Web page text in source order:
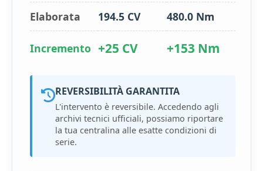
Elaborata 194.5 CV 480.0 Nm
Incremento +25 CV +153 Nm
REVERSIBILITÀ GARANTITA
L'intervento è reversibile. Accedendo agli
archivi tecnici ufficiali, possiamo riportare
la tua centralina alle esatte condizioni di
serie.